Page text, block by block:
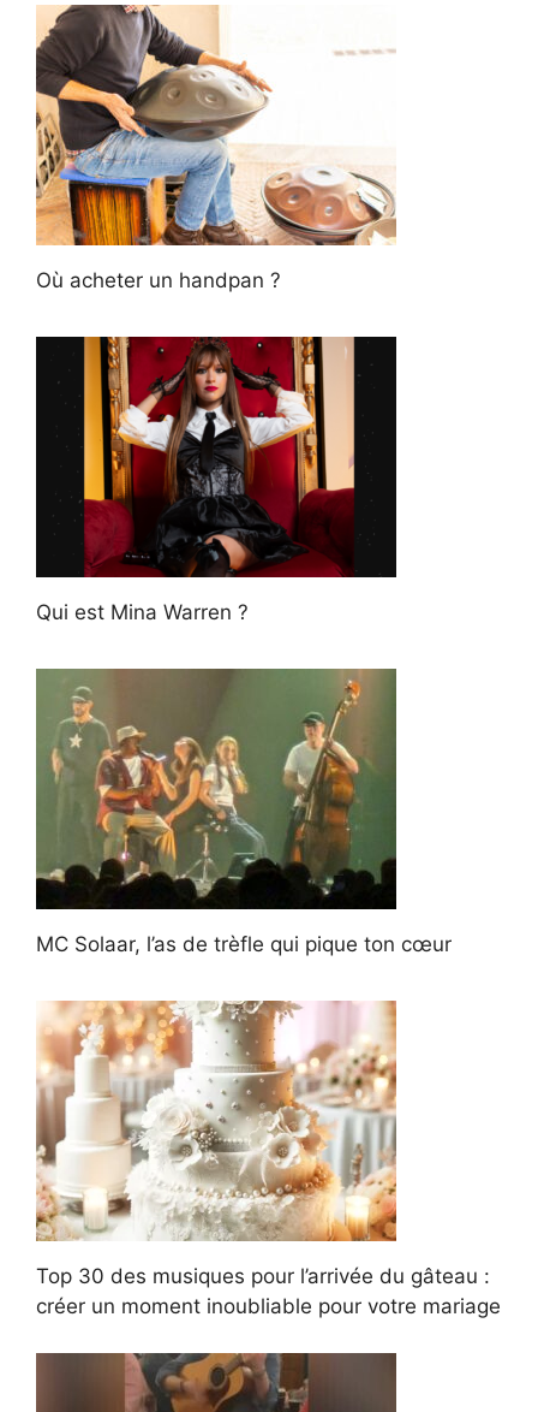
Où acheter un handpan ?
Qui est Mina Warren ?
MC Solaar, l’as de trèfle qui pique ton cœur
Top 30 des musiques pour l’arrivée du gâteau :
créer un moment inoubliable pour votre mariage